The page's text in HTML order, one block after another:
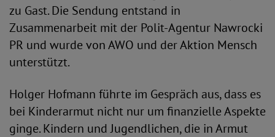
zu Gast. Die Sendung entstand in
Zusammenarbeit mit der Polit-Agentur Nawrocki
PR und wurde von AWO und der Aktion Mensch
unterstützt.
Holger Hofmann führte im Gespräch aus, dass es
bei Kinderarmut nicht nur um finanzielle Aspekte
ginge. Kindern und Jugendlichen, die in Armut